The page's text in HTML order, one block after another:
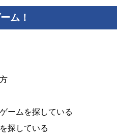
ム！
ームを探している
探している